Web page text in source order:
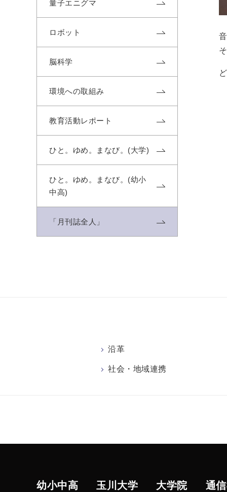
沿革
社会・地域連携
量子エニグマ
ロボット
脳科学
環境への取組み
教育活動レポート
ひと。ゆめ。まなび。(大学)
ひと。ゆめ。まなび。(幼小
中高)
「月刊誌全人」
幼小中高 玉川大学 大学院 通